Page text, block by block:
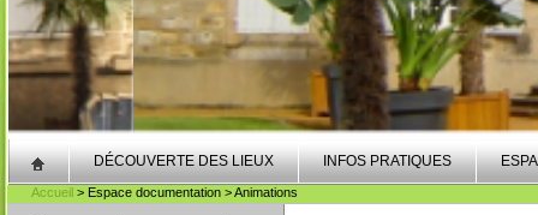
DÉCOUVERTE DES LIEUX INFOS PRATIQUES
Accueil > Espace documentation > Animations